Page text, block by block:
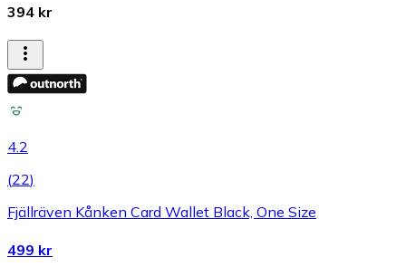
394 kr
4.2
(22)
Fjällräven Kånken Card Wallet Black, One Size
499 kr